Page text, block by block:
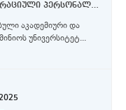
კონკურსი აკადემიური და ადმინისტრაციული პერსონალისთვის მინიოს, ავეიროს და ევორას უნივერსიტეტებში PEERS კრედიტ-მობილობის პროგრამის სტიპენდიების მოსაპოვებლად
აკადემიური და
უნივერსიტეტ...